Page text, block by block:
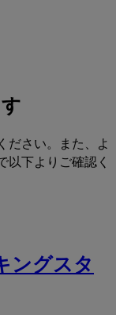
ださい。また、よ
以下よりご確認く